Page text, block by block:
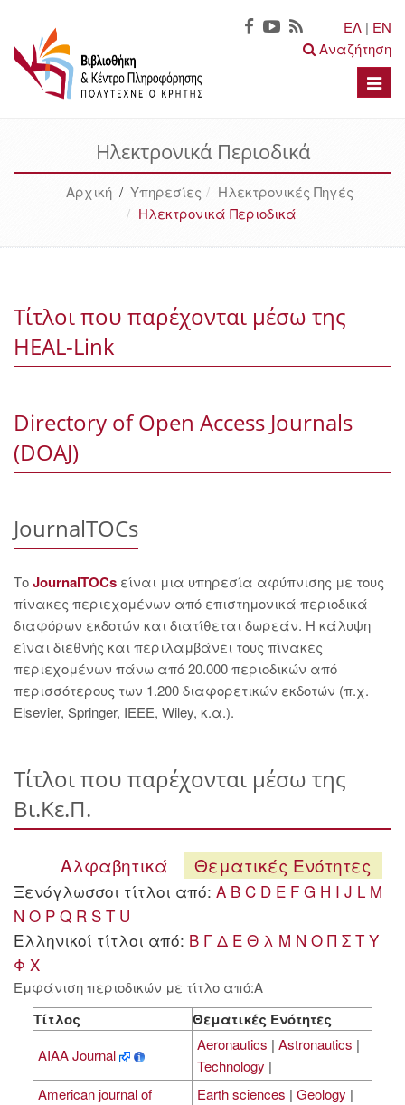
ΕΛ | EN
Αναζήτηση
Toggle
Ηλεκτρονικά Περιοδικά
Αρχική/ Υπηρεσίες
Ηλεκτρονικές Πηγές
Ηλεκτρονικά Περιοδικά
Τίτλοι που παρέχονται μέσω της
HEAL-Link
Directory of Open Access Journals
(DOAJ)
JournalTOCs
ΤοJournalTOCs είναι μια υπηρεσία αφύπνισης με τους
πίνακες περιεχομένων από επιστημονικά περιοδικά
διαφόρων εκδοτών και διατίθεται δωρεάν. Η κάλυψη
είναι διεθνής και περιλαμβάνει τους πίνακες
περιεχομένων πάνω από 20.000 περιοδικών από
περισσότερους των 1.200 διαφορετικών εκδοτών (π.χ.
Elsevier, Springer, IEEE, Wiley, κ.α.).
Τίτλοι που παρέχονται μέσω της
Βι.Κε.Π.
Αλφαβητικά Θεματικές Ενότητες
Ξενόγλωσσοι τίτλοι από: A B C D E F G H I J L M
N O P Q R S T U
Ελληνικοί τίτλοι από: Β Γ Δ Ε Θ λ Μ Ν Ο Π Σ Τ Υ
Φ Χ
Εμφάνιση περιοδικών με τίτλο από:A
Τίτλος Θεματικές Ενότητες
AIAA Journal
Aeronautics | Astronautics |
Technology |
American journal of
Earth sciences | Geology |